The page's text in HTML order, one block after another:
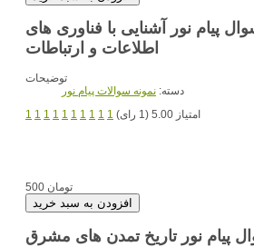
پیام نور آشنایی با فناوری های
اطلاعات و ارتباطات
توضیحات
دسته: نمونه سوالات پیام نور
1 1 1 1 1 1 1 1 1 1
امتیاز 5.00 (1 رای)
500 تومان
پیام نور تاریخ تمدن های مشرق